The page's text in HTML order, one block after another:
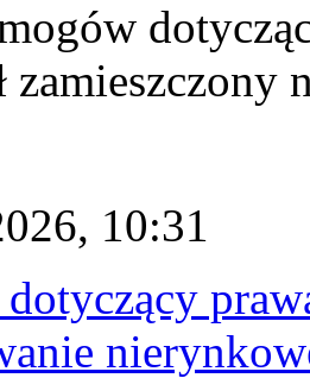
zamieszczony
10:31